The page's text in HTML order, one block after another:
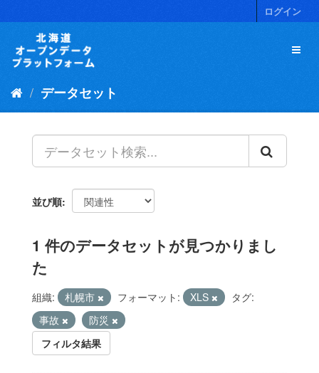
キ
ログイン
データセット
並び順
1 件のデータセットが見つかりまし
た
組織: 札幌市 フォーマット: XLS
タグ:
事故
防災
フィルタ結果